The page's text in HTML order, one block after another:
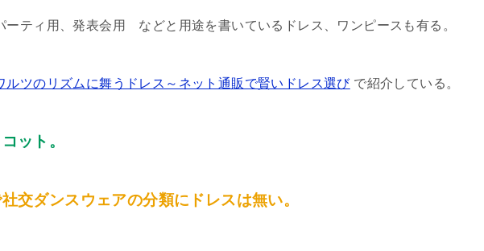
ーティ用、発表会用 などと用途を書いているドレス、ワンピースも有る。
ルツのリズムに舞うドレス～ネット通販で賢いドレス選びで紹介している。
ット。
交ダンスウェアの分類にドレスは無い。